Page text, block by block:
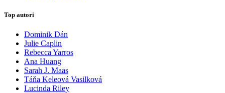
Top autori
Dominik Dán
Julie Caplin
Rebecca Yarros
Ana Huang
Sarah J. Maas
Táňa Keleová Vasilková
Lucinda Riley